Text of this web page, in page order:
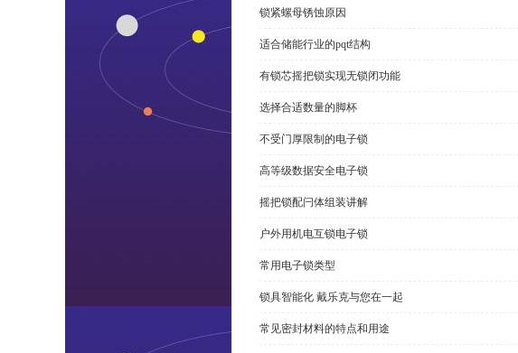
锁紧螺母锈蚀原因
适合储能行业的pqt结构
有锁芯摇把锁实现无锁闭功能
选择合适数量的脚杯
不受门厚限制的电子锁
高等级数据安全电子锁
摇把锁配闩体组装讲解
户外用机电互锁电子锁
常用电子锁类型
锁具智能化 戴乐克与您在一起
常见密封材料的特点和用途